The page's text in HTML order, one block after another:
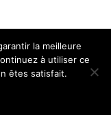
la meilleure
à utiliser ce
êtes satisfait.